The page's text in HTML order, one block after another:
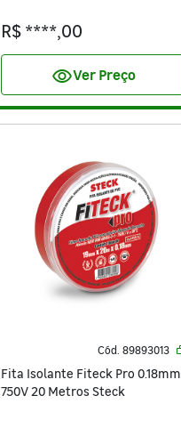
R$ ****,00
visibilityVer Preço
Cód. 89893013
Fita Isolante Fiteck Pro 0.18mm
750V 20 Metros Steck